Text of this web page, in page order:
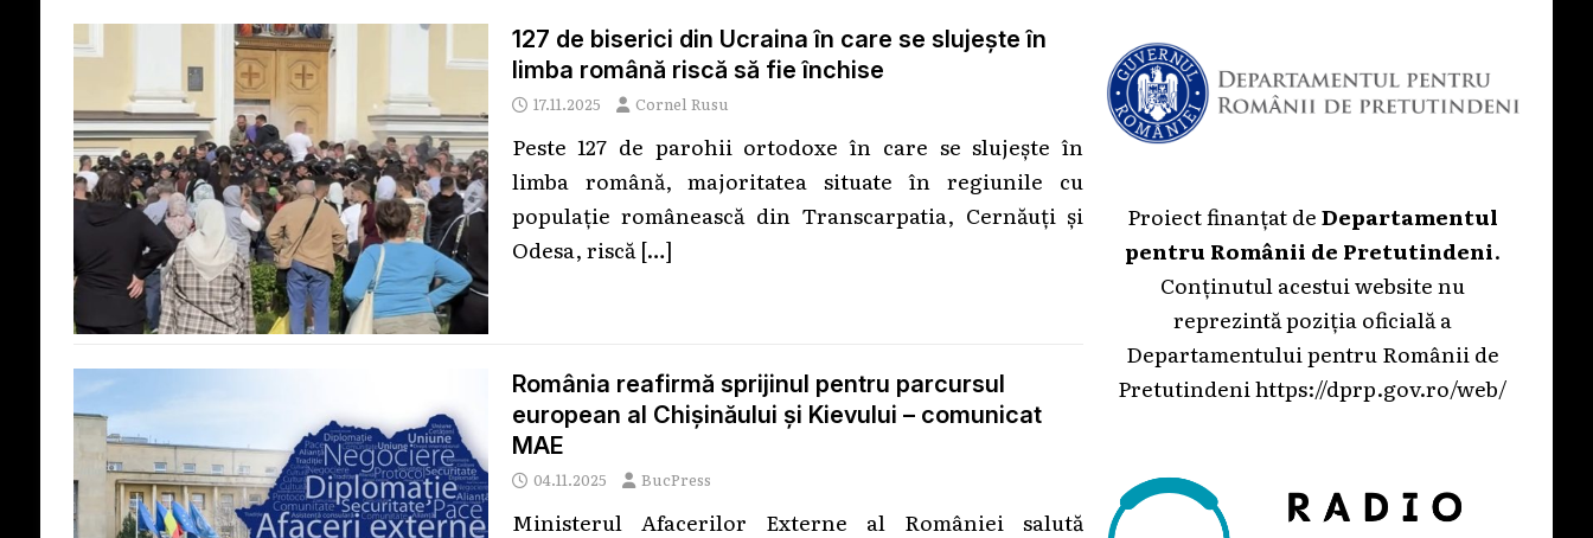
127 de biserici din Ucraina în care se slujește în
limba română riscă să fie închise
17.11.2025 Cornel Rusu
Peste 127 de parohii ortodoxe în care se slujește în
limba română, majoritatea situate în regiunile cu
populație românească din Transcarpatia, Cernăuți și
Odesa, riscă […]
România reafirmă sprijinul pentru parcursul
european al Chișinăului și Kievului – comunicat
MAE
04.11.2025 BucPress
Ministerul Afacerilor Externe al României salută
Proiect finanțat deDepartamentul
pentru Românii de Pretutindeni.
Conținutul acestui website nu
reprezintă poziția oficială a
Departamentului pentru Românii de
Pretutindenihttps://dprp.gov.ro/web/